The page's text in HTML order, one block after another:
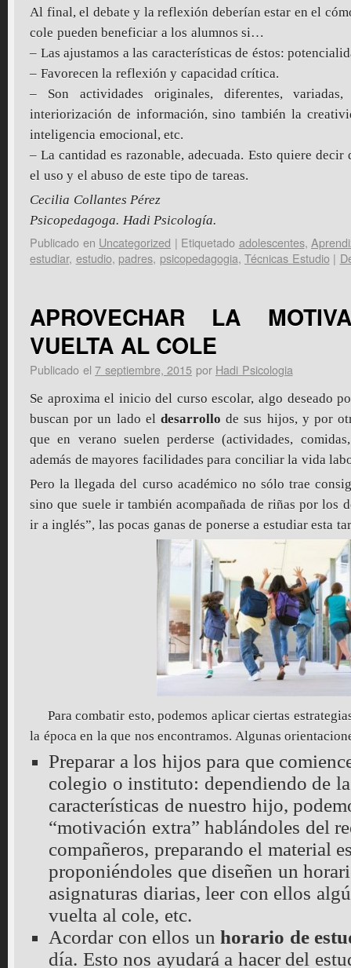
Al final, el debate y la reflexión deberían estar en el
cole pueden beneficiar a los alumnos si…
– Las ajustamos a las características de éstos:
– Favorecen la reflexión y capacidad crítica.
– Son actividades originales, diferentes,
interiorización de información, sino también la
inteligencia emocional, etc.
– La cantidad es razonable, adecuada. Esto quiere
el uso y el abuso de este tipo de tareas.
Cecilia Collantes Pérez
Psicopedagoga. Hadi Psicología.
Publicado en Uncategorized | Etiquetado adolescentes,
estudiar, estudio, padres, psicopedagogia, Técnicas Estudio |
APROVECHAR LA
VUELTA AL COLE
Publicado el 7 septiembre, 2015 por Hadi Psicologia
Se aproxima el inicio del curso escolar, algo deseado
buscan por un lado el desarrollo de sus hijos, y por
que en verano suelen perderse (actividades,
además de mayores facilidades para conciliar la vida
Pero la llegada del curso académico no sólo trae
sino que suele ir también acompañada de riñas por los
ir a inglés”, las pocas ganas de ponerse a estudiar esta
Para combatir esto, podemos aplicar ciertas
la época en la que nos encontramos. Algunas
Preparar a los hijos para que
colegio o instituto: dependiendo de
características de nuestro hijo,
“motivación extra” hablándoles del
compañeros, preparando el material
proponiéndoles que diseñen un
asignaturas diarias, leer con ellos
vuelta al cole, etc.
Acordar con ellos un horario de
día. Esto nos ayudará a hacer del